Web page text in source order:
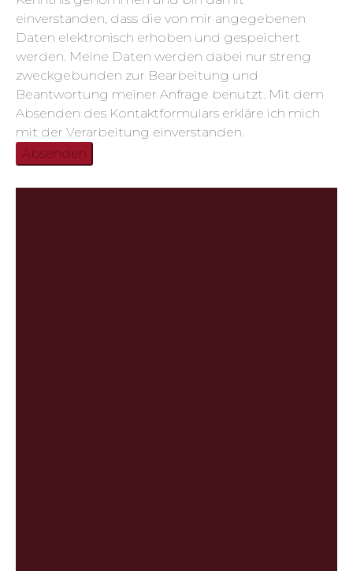
einverstanden, dass die von mir angegebenen
Daten elektronisch erhoben und gespeichert
werden. Meine Daten werden dabei nur streng
zweckgebunden zur Bearbeitung und
Beantwortung meiner Anfrage benutzt. Mit dem
Absenden des Kontaktformulars erkläre ich mich
mit der Verarbeitung einverstanden.